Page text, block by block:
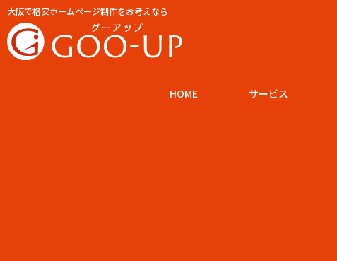
大阪で格安ホームページ制作をお考えなら
HOME サービス